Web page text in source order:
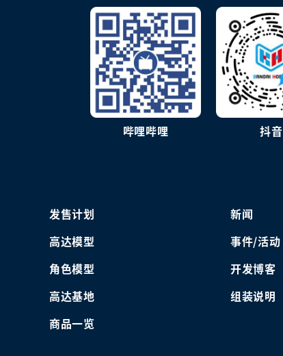
哔哩哔哩 抖音
发售计划
高达模型
角色模型
高达基地
商品一览
新闻
事件/活动
开发博客
组装说明